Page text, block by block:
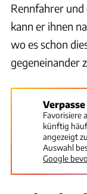
Rennfahrer
kann er ihnen
wo es schon
gegeneinander
Favorisiere
künftig
angezeigt
Auswahl
Google